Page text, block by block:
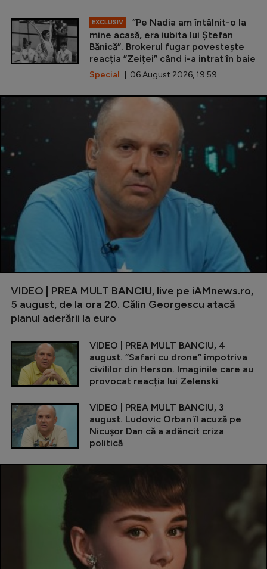
EXCLUSIV
”Pe Nadia am întâlnit-o la
mine acasă, era iubita lui Ștefan
Bănică”. Brokerul fugar povestește
reacția ”Zeiței” când i-a intrat în baie
Special | 06 August 2026, 19:59
VIDEO | PREA MULT BANCIU, live pe iAMnews.ro,
5 august, de la ora 20. Călin Georgescu atacă
planul aderării la euro
VIDEO | PREA MULT BANCIU, 4
august. ”Safari cu drone” împotriva
civililor din Herson. Imaginile care au
provocat reacția lui Zelenski
VIDEO | PREA MULT BANCIU, 3
august. Ludovic Orban îl acuză pe
Nicușor Dan că a adâncit criza
politică